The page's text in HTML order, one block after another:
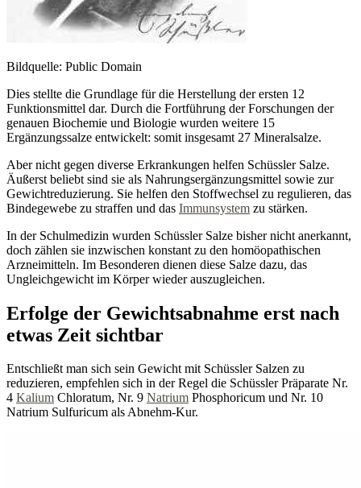
Bildquelle: Public Domain
Dies stellte die Grundlage für die Herstellung der ersten 12
Funktionsmittel dar. Durch die Fortführung der Forschungen der
genauen Biochemie und Biologie wurden weitere 15
Ergänzungssalze entwickelt: somit insgesamt 27 Mineralsalze.
Aber nicht gegen diverse Erkrankungen helfen Schüssler Salze.
Äußerst beliebt sind sie als Nahrungsergänzungsmittel sowie zur
Gewichtreduzierung. Sie helfen den Stoffwechsel zu regulieren, das
Bindegewebe zu straffen und das Immunsystem zu stärken.
In der Schulmedizin wurden Schüssler Salze bisher nicht anerkannt,
doch zählen sie inzwischen konstant zu den homöopathischen
Arzneimitteln. Im Besonderen dienen diese Salze dazu, das
Ungleichgewicht im Körper wieder auszugleichen.
Erfolge der Gewichtsabnahme erst nach
etwas Zeit sichtbar
Entschließt man sich sein Gewicht mit Schüssler Salzen zu
reduzieren, empfehlen sich in der Regel die Schüssler Präparate Nr.
4 Kalium Chloratum, Nr. 9 Natrium Phosphoricum und Nr. 10
Natrium Sulfuricum als Abnehm-Kur.